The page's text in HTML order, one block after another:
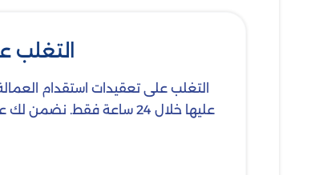
التغلب
التغلب على تعقيدات استقدام
عليها خلال 24 ساعة فقط.